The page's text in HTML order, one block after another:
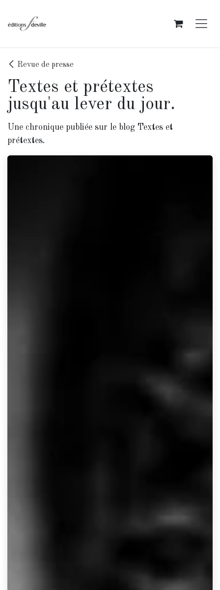
Revue de presse
Textes et prétextes
jusqu'au lever du jour.
Une chronique publiée sur le blog Textes et
prétextes.